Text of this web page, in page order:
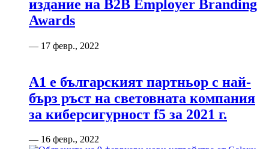
издание на B2B Employer Branding
Awards
— 17 февр., 2022
А1 е българският партньор с най-
бърз ръст на световната компания
за киберсигурност f5 за 2021 г.
— 16 февр., 2022